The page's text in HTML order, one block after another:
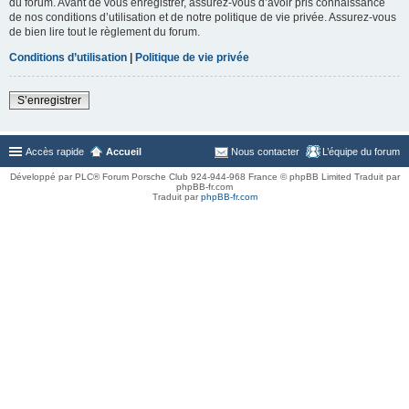
de nos conditions d’utilisation et de notre politique de vie privée. Assurez-vous
de bien lire tout le règlement du forum.
Conditions d’utilisation | Politique de vie privée
S’enregistrer
Accès rapide Accueil L’équipe du forum
Nous contacter
Développé par PLC® Forum Porsche Club 924-944-968 France © phpBB Limited Traduit par
phpBB-fr.com
Traduit parphpBB-fr.com